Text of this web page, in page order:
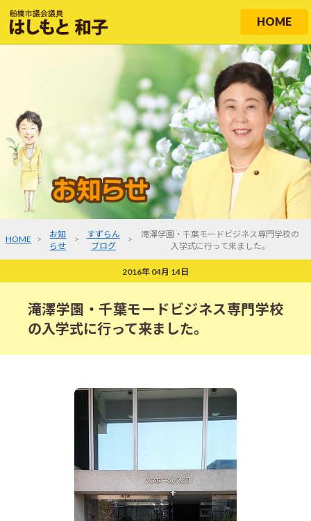
HOME
HOME >
お知
らせ
>
すずらん
ブログ
>
滝澤学園・千葉モードビジネス専門学校の
入学式に行って来ました。
2016年 04月 14日
滝澤学園・千葉モードビジネス専門学校
の入学式に行って来ました。